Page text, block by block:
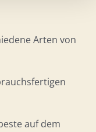
Arten von
auf dem